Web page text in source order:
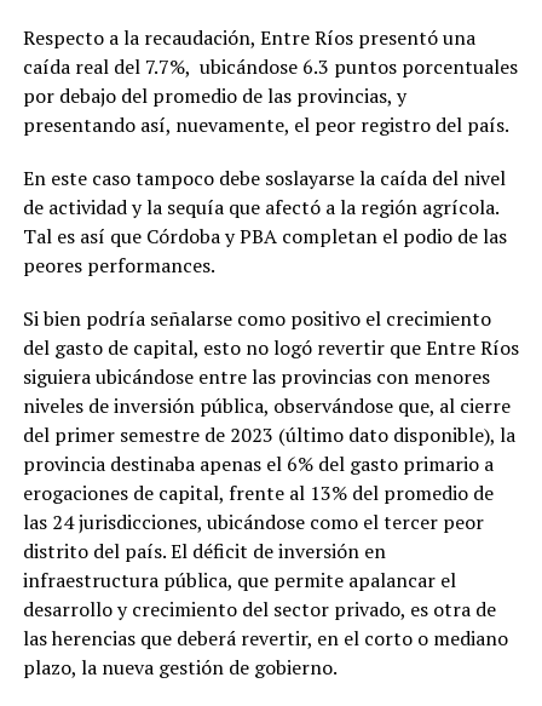
Respecto a la recaudación, Entre Ríos presentó una
caída real del 7.7%, ubicándose 6.3 puntos porcentuales
por debajo del promedio de las provincias, y
presentando así, nuevamente, el peor registro del país.
En este caso tampoco debe soslayarse la caída del nivel
de actividad y la sequía que afectó a la región agrícola.
Tal es así que Córdoba y PBA completan el podio de las
peores performances.
Si bien podría señalarse como positivo el crecimiento
del gasto de capital, esto no logó revertir que Entre Ríos
siguiera ubicándose entre las provincias con menores
niveles de inversión pública, observándose que, al cierre
del primer semestre de 2023 (último dato disponible), la
provincia destinaba apenas el 6% del gasto primario a
erogaciones de capital, frente al 13% del promedio de
las 24 jurisdicciones, ubicándose como el tercer peor
distrito del país. El déficit de inversión en
infraestructura pública, que permite apalancar el
desarrollo y crecimiento del sector privado, es otra de
las herencias que deberá revertir, en el corto o mediano
plazo, la nueva gestión de gobierno.